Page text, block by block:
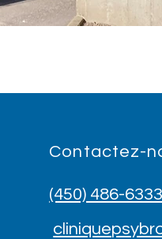
Contactez-
(450) 486-6333